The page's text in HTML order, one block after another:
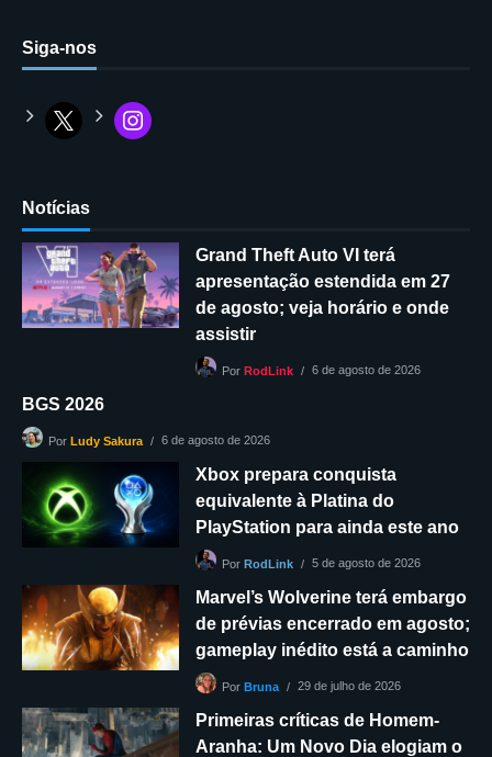
Siga-nos
Notícias
Grand Theft Auto VI terá
apresentação estendida em 27
de agosto; veja horário e onde
assistir
PorRodLink 6 de agosto de 2026
BGS 2026
PorLudy Sakura 6 de agosto de 2026
Xbox prepara conquista
equivalente à Platina do
PlayStation para ainda este ano
PorRodLink 5 de agosto de 2026
Marvel’s Wolverine terá embargo
de prévias encerrado em agosto;
gameplay inédito está a caminho
PorBruna 29 de julho de 2026
Primeiras críticas de Homem-
Aranha: Um Novo Dia elogiam o